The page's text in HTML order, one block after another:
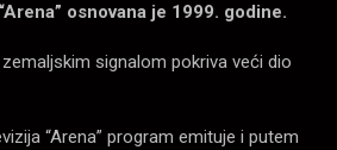
osnovana je 1999. godine.
zemaljskim signalom pokriva veći dio
“Arena” program emituje i putem